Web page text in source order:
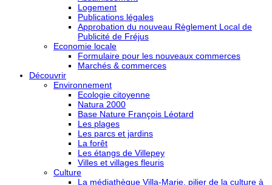
Logement
Publications légales
Approbation du nouveau Règlement Local de
Publicité de Fréjus
Economie locale
Formulaire pour les nouveaux commerces
Marchés & commerces
Découvrir
Environnement
Ecologie citoyenne
Natura 2000
Base Nature François Léotard
Les plages
Les parcs et jardins
La forêt
Les étangs de Villepey
Villes et villages fleuris
Culture
La médiathèque Villa-Marie, pilier de la culture à